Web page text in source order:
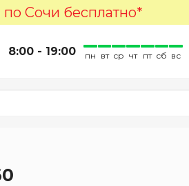
по Сочи бесплатно*
8:00 - 19:00 пн вт ср чт пт сб вс